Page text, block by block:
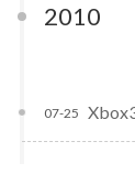
2010
07-25